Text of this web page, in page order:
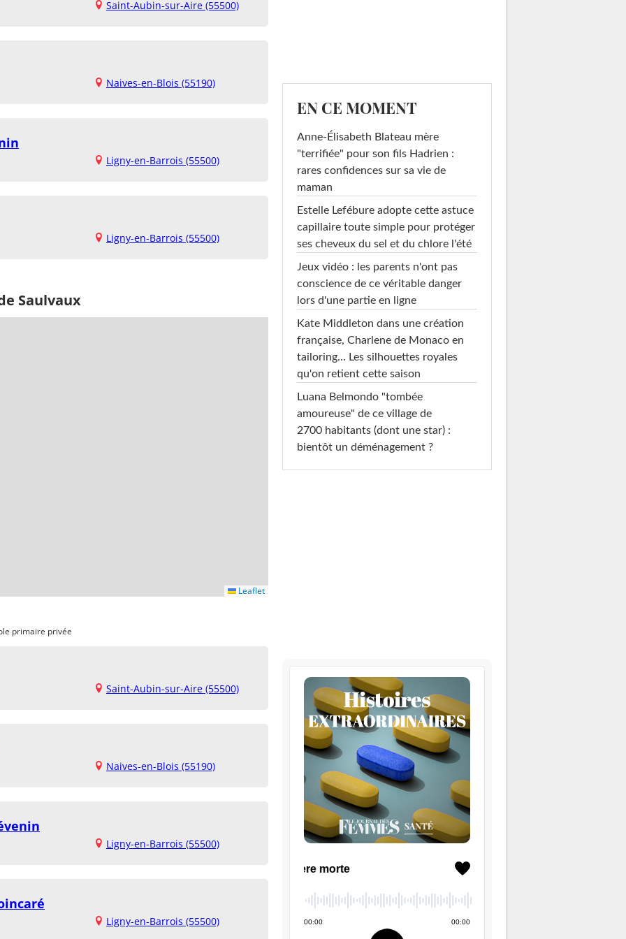
Saint-Aubin-sur-Aire (55500)
Naives-en-Blois (55190)
Ligny-en-Barrois (55500)
Ligny-en-Barrois (55500)
Saulvaux
Leaflet
primaire privée
Saint-Aubin-sur-Aire (55500)
Naives-en-Blois (55190)
Ligny-en-Barrois (55500)
Ligny-en-Barrois (55500)
EN CE MOMENT
Anne-Élisabeth Blateau mère
"terrifiée" pour son fils Hadrien :
rares confidences sur sa vie de
maman
Estelle Lefébure adopte cette astuce
capillaire toute simple pour protéger
ses cheveux du sel et du chlore l'été
Jeux vidéo : les parents n'ont pas
conscience de ce véritable danger
lors d'une partie en ligne
Kate Middleton dans une création
française, Charlene de Monaco en
tailoring… Les silhouettes royales
qu'on retient cette saison
Luana Belmondo "tombée
amoureuse" de ce village de
2700 habitants (dont une star) :
bientôt un déménagement ?